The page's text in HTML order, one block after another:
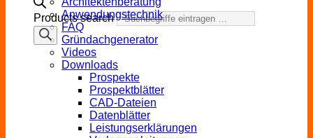
Products search
Anwendungstechnik
FAQ
Gründachgenerator
Videos
Downloads
Prospekte
Prospektblätter
CAD-Dateien
Datenblätter
Leistungserklärungen